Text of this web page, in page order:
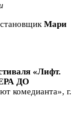
Мари
«Лифт.
ДО
комедианта», г.